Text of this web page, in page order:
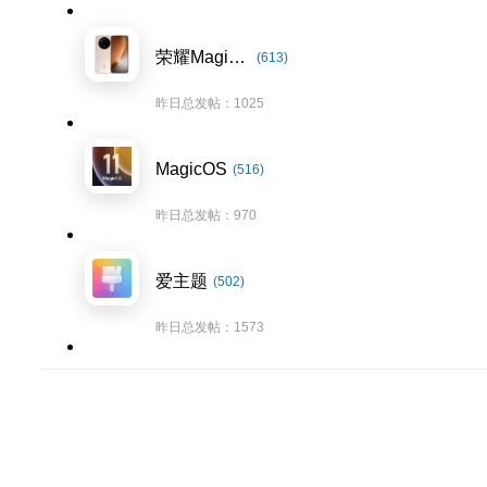
荣耀Magic8系列 (613)
昨日总发帖：1025
MagicOS (516)
昨日总发帖：970
爱主题 (502)
昨日总发帖：1573